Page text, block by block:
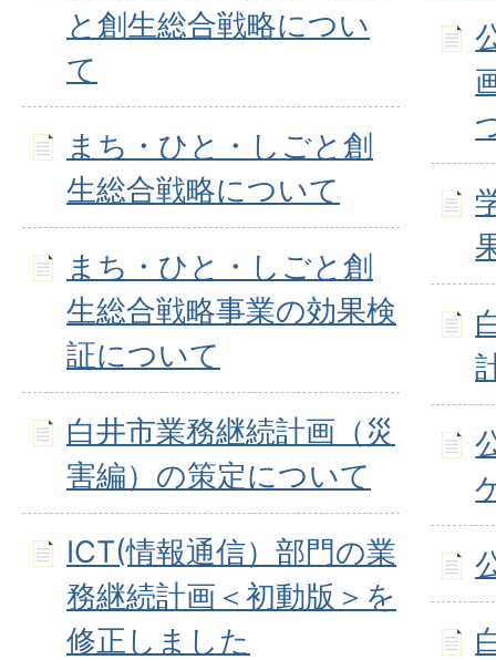
と創生総合戦略につい
て
まち・ひと・しごと創
生総合戦略について
まち・ひと・しごと創
生総合戦略事業の効果検
証について
白井市業務継続計画（災
害編）の策定について
ICT(情報通信）部門の業
務継続計画＜初動版＞を
修正しました